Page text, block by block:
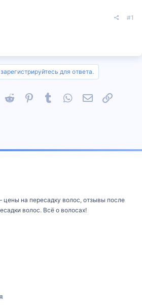
#1
для ответа.
Reddit PinterestTumblr WhatsAppЭлектронная
Ссылка
цены на пересадку волос, отзывы после
волос. Всё о волосах!